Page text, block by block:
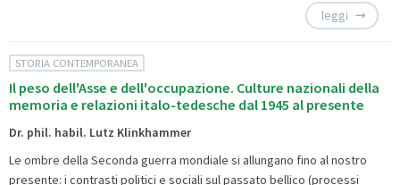
leggi
STORIA CONTEMPORANEA
Il peso dell'Asse e dell'occupazione. Culture nazionali della
memoria e relazioni italo-tedesche dal 1945 al presente
Dr. phil. habil. Lutz Klinkhammer
Le ombre della Seconda guerra mondiale si allungano fino al nostro
presente: i contrasti politici e sociali sul passato bellico (processi